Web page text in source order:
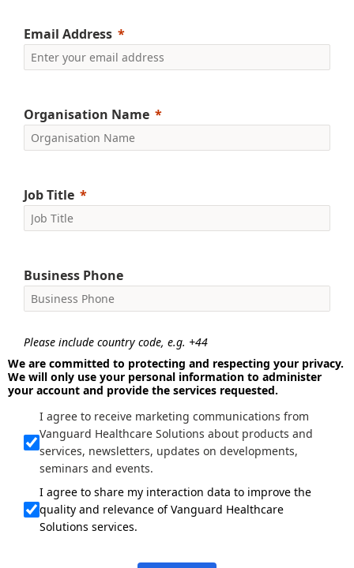
Email Address
Organisation Name
Job Title
Business Phone
Please include country code, e.g. +44
We are committed to protecting and respecting your privacy.
We will only use your personal information to administer
your account and provide the services requested.
I agree to receive marketing communications from
Vanguard Healthcare Solutions about products and
services, newsletters, updates on developments,
seminars and events.
I agree to share my interaction data to improve the
quality and relevance of Vanguard Healthcare
Solutions services.